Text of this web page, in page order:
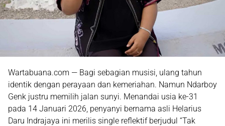
Wartabuana.com — Bagi sebagian musisi, ulang tahun
identik dengan perayaan dan kemeriahan. Namun Ndarboy
Genk justru memilih jalan sunyi. Menandai usia ke-31
pada 14 Januari 2026, penyanyi bernama asli Helarius
Daru Indrajaya ini merilis single reflektif berjudul “Tak